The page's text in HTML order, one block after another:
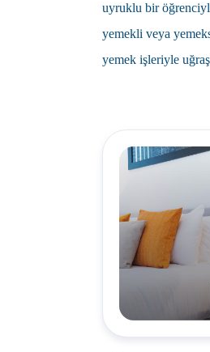
uyruklu bir
yemekli veya
yemek işleriyle